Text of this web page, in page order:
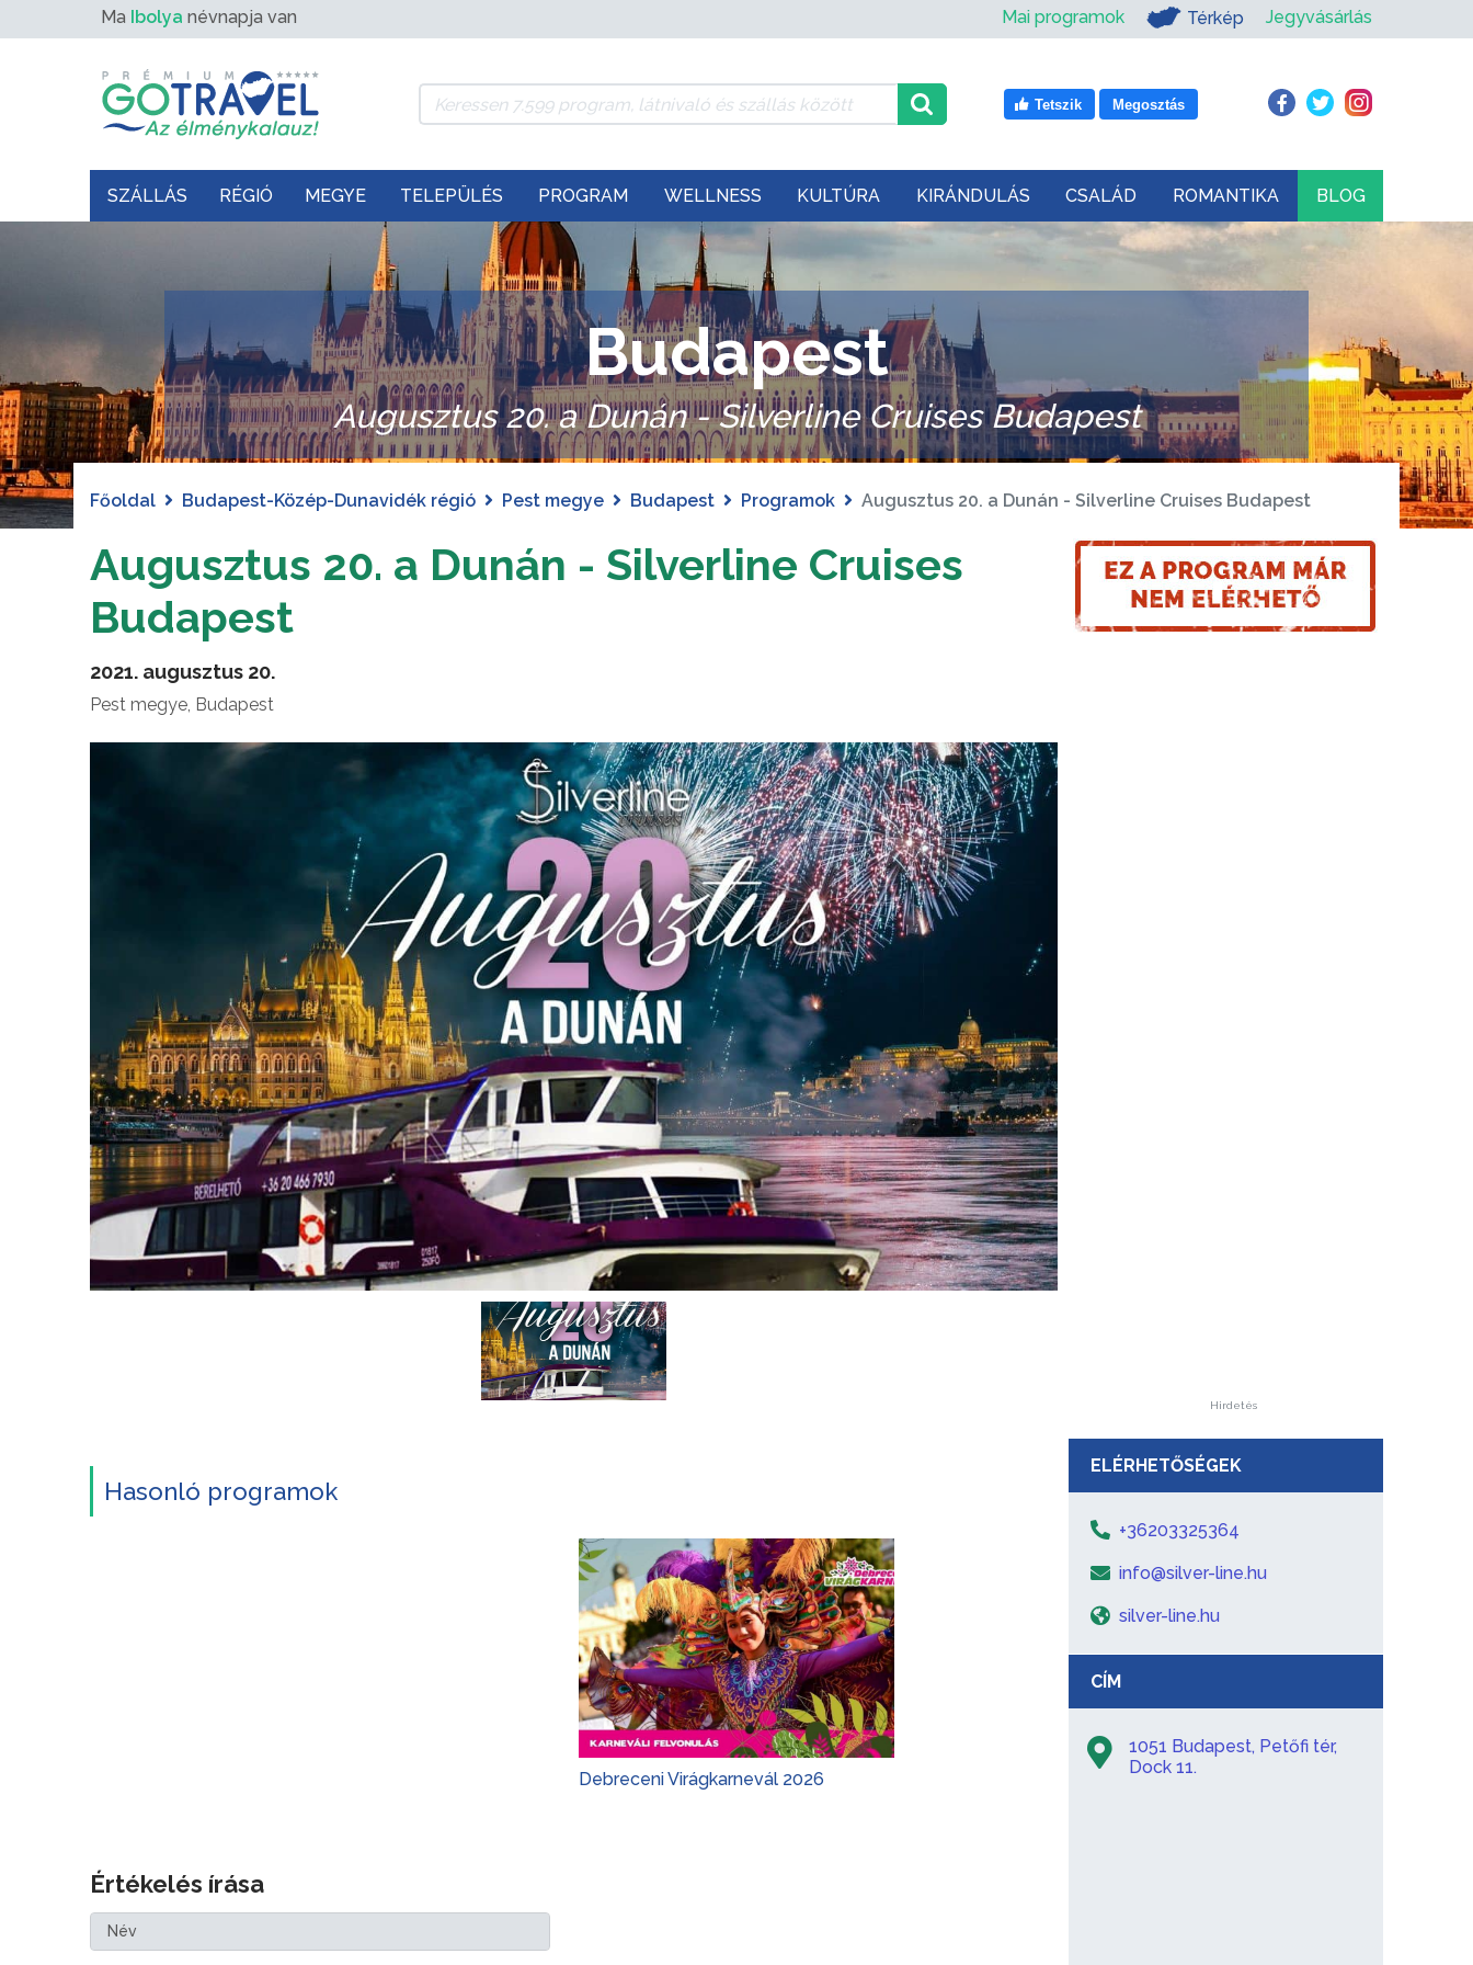
Ma Ibolya névnapja van Mai programok Térkép Jegyvásárlás
Tetszik Megosztás
SZÁLLÁS RÉGIÓ MEGYE TELEPÜLÉS PROGRAM WELLNESS KULTÚRA KIRÁNDULÁS CSALÁD ROMANTIKA BLOG
Budapest
Augusztus 20. a Dunán - Silverline Cruises Budapest
Főoldal Budapest-Közép-Dunavidék régió Pest megye Budapest Programok Augusztus 20. a Dunán - Silverline Cruises Budapest
Augusztus 20. a Dunán - Silverline Cruises
Budapest
2021. augusztus 20.
Pest megye, Budapest
Hasonló programok
Debreceni Virágkarnevál 2026
Értékelés írása
Hirdetés
ELÉRHETŐSÉGEK
+36203325364
info@silver-line.hu
silver-line.hu
CÍM
1051 Budapest, Petőfi tér,
Dock 11.